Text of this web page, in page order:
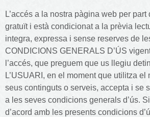
L’accés a la nostra pàgina web per part
gratuït i està condicionat a la prèvia
integra, expressa i sense reserves de
CONDICIONS GENERALS D’ÚS
l’accés, que preguem que us llegiu
L’USUARI, en el moment que utilitza el
seus continguts o serveis, accepta i se
a les seves condicions generals d’ús.
d’acord amb les presents condicions